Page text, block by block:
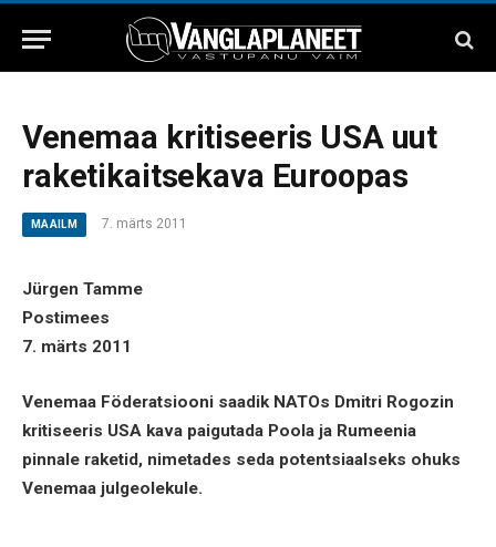
Venemaa kritiseeris USA uut
raketikaitsekava Euroopas
MAAILM 7. märts 2011
Jürgen Tamme
Postimees
7. märts 2011
Venemaa Föderatsiooni saadik NATOs Dmitri Rogozin
kritiseeris USA kava paigutada Poola ja Rumeenia
pinnale raketid, nimetades seda potentsiaalseks ohuks
Venemaa julgeolekule.